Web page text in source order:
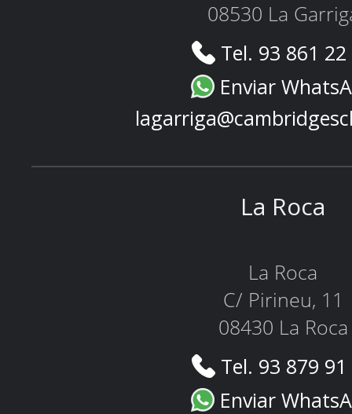
08530 La
Tel. 93 861
Enviar
La Roca
La Roca
C/ Pirineu, 11
08430 La Roca
Tel. 93 879
Enviar